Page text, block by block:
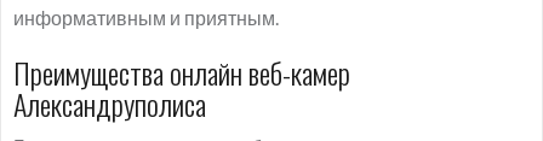
информативным и приятным.
Преимущества онлайн веб-камер
Александруполиса